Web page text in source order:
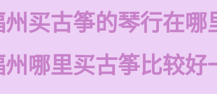
州买古筝的琴行在哪
州哪里买古筝比较好